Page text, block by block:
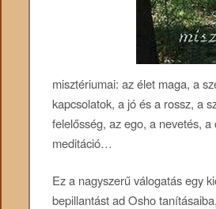
misztériumai: az élet maga, a
kapcsolatok, a jó és a rossz, a
felelősség, az ego, a nevetés, a
meditáció…
Ez a nagyszerű válogatás egy
bepillantást ad Osho